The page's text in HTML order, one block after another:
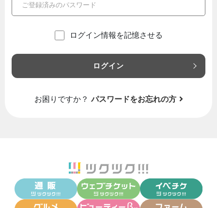
ログイン情報を記憶させる
ログイン
お困りですか？ パスワードをお忘れの方